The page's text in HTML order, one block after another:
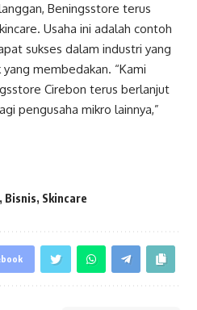
Beningsstore terus
Usaha ini adalah contoh
sukses dalam industri yang
membedakan. “Kami
Cirebon terus berlanjut
pengusaha mikro lainnya,”
, Bisnis, Skincare